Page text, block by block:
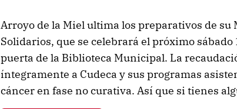
Arroyo de la Miel ultima los preparativos de su
Solidarios, que se celebrará el próximo
puerta de la Biblioteca Municipal. La
íntegramente a Cudeca y sus programas
cáncer en fase no curativa. Así que si tienes